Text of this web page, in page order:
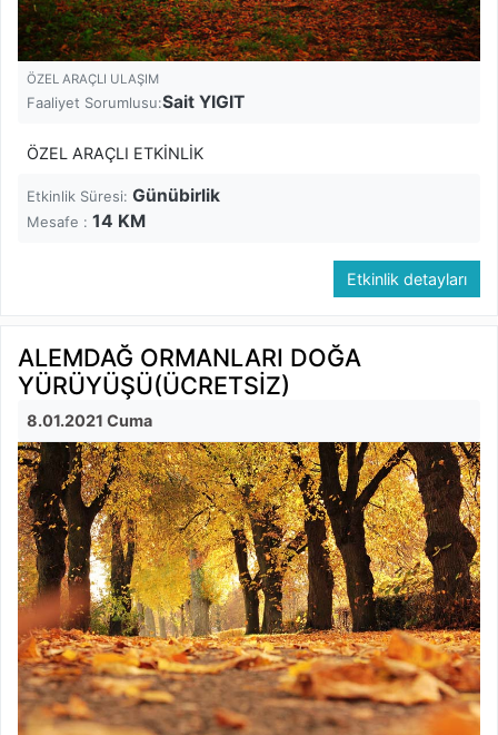
ÖZEL ARAÇLI ULAŞIM
Faaliyet Sorumlusu:Sait YIGIT
ÖZEL ARAÇLI ETKİNLİK
Etkinlik Süresi: Günübirlik
Mesafe : 14 KM
Etkinlik detayları
ALEMDAĞ ORMANLARI DOĞA
YÜRÜYÜŞÜ(ÜCRETSİZ)
8.01.2021 Cuma